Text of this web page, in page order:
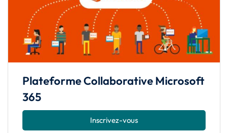
Plateforme Collaborative Microsoft
365
Inscrivez-vous